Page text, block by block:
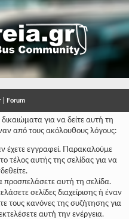
| Forum
για να δείτε αυτή τη
από τους ακόλουθους λόγους:
έχετε εγγραφεί. Παρακαλούμε
τέλος αυτής της σελίδας για να
προσπελάσετε αυτή τη σελίδα.
σελίδες διαχείρισης ή έναν
τους κανόνες της συζήτησης για
αυτή την ενέργεια.